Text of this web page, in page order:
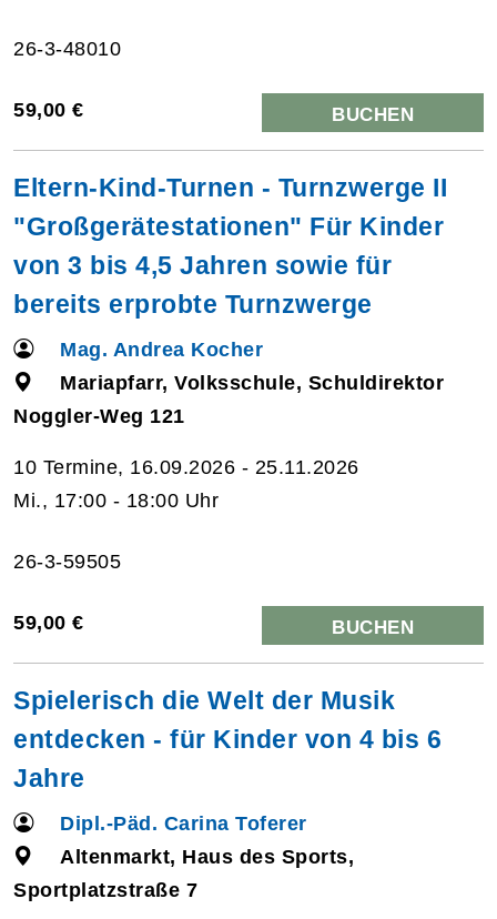
26-3-48010
59,00 € BUCHEN
Eltern-Kind-Turnen - Turnzwerge II
"Großgerätestationen" Für Kinder
von 3 bis 4,5 Jahren sowie für
bereits erprobte Turnzwerge
Mag. Andrea Kocher
Mariapfarr, Volksschule, Schuldirektor
Noggler-Weg 121
10 Termine, 16.09.2026 - 25.11.2026
Mi., 17:00 - 18:00 Uhr
26-3-59505
59,00 € BUCHEN
Spielerisch die Welt der Musik
entdecken - für Kinder von 4 bis 6
Jahre
Dipl.-Päd. Carina Toferer
Altenmarkt, Haus des Sports,
Sportplatzstraße 7